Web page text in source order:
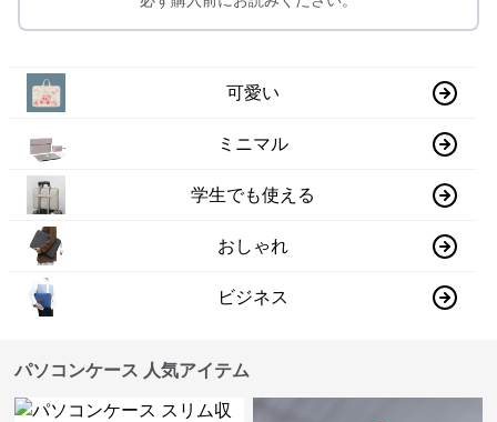
可愛い
ミニマル
学生でも使える
おしゃれ
ビジネス
パソコンケース 人気アイテム